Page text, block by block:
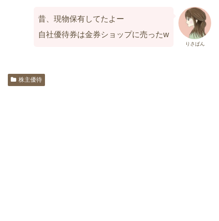
りさぱん
昔、現物保有してたよー
自社優待券は金券ショップに売ったw
株主優待